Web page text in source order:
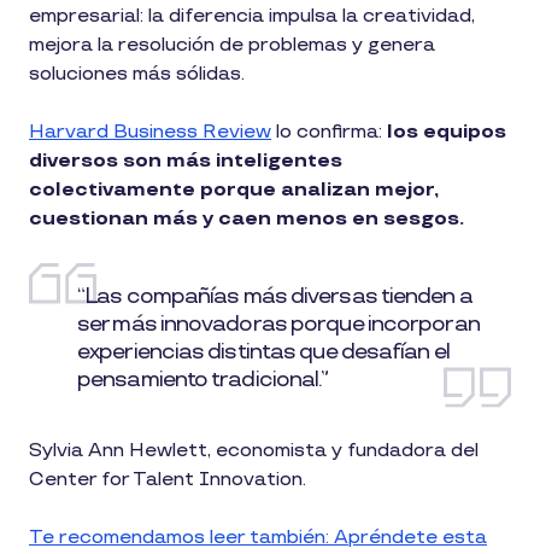
empresarial: la diferencia impulsa la creatividad,
mejora la resolución de problemas y genera
soluciones más sólidas.
Harvard Business Review lo confirma: los equipos
diversos son más inteligentes
colectivamente porque analizan mejor,
cuestionan más y caen menos en sesgos.
“Las compañías más diversas tienden a
ser más innovadoras porque incorporan
experiencias distintas que desafían el
pensamiento tradicional.”
Sylvia Ann Hewlett, economista y fundadora del
Center for Talent Innovation.
Te recomendamos leer también: Apréndete esta